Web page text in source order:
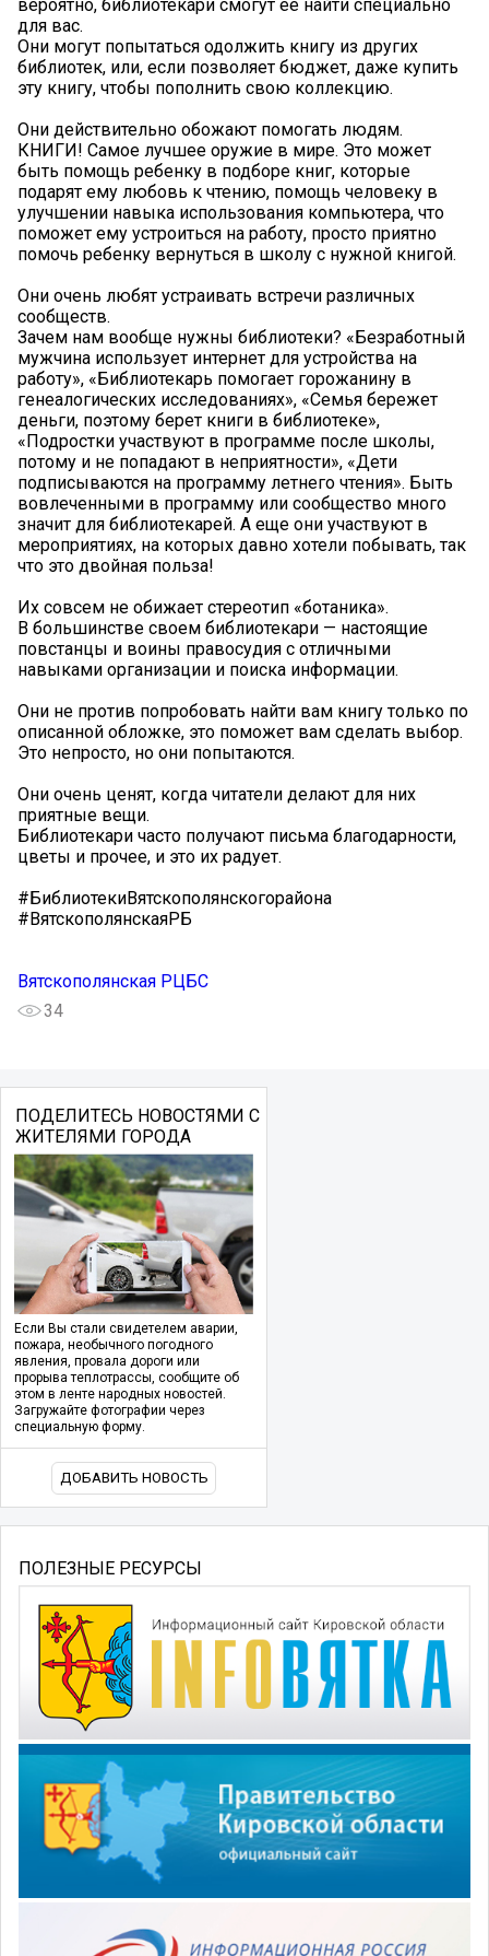
вероятно, библиотекари смогут ее найти специально
для вас.
Они могут попытаться одолжить книгу из других
библиотек, или, если позволяет бюджет, даже купить
эту книгу, чтобы пополнить свою коллекцию.
Они действительно обожают помогать людям.
КНИГИ! Самое лучшее оружие в мире. Это может
быть помощь ребенку в подборе книг, которые
подарят ему любовь к чтению, помощь человеку в
улучшении навыка использования компьютера, что
поможет ему устроиться на работу, просто приятно
помочь ребенку вернуться в школу с нужной книгой.
Они очень любят устраивать встречи различных
сообществ.
Зачем нам вообще нужны библиотеки? «Безработный
мужчина использует интернет для устройства на
работу», «Библиотекарь помогает горожанину в
генеалогических исследованиях», «Семья бережет
деньги, поэтому берет книги в библиотеке»,
«Подростки участвуют в программе после школы,
потому и не попадают в неприятности», «Дети
подписываются на программу летнего чтения». Быть
вовлеченными в программу или сообщество много
значит для библиотекарей. А еще они участвуют в
мероприятиях, на которых давно хотели побывать, так
что это двойная польза!
Их совсем не обижает стереотип «ботаника».
В большинстве своем библиотекари — настоящие
повстанцы и воины правосудия с отличными
навыками организации и поиска информации.
Они не против попробовать найти вам книгу только по
описанной обложке, это поможет вам сделать выбор.
Это непросто, но они попытаются.
Они очень ценят, когда читатели делают для них
приятные вещи.
Библиотекари часто получают письма благодарности,
цветы и прочее, и это их радует.
#БиблиотекиВятскополянскогорайона
#ВятскополянскаяРБ
Вятскополянская РЦБС
34
ПОДЕЛИТЕСЬ НОВОСТЯМИ С
ЖИТЕЛЯМИ ГОРОДА
Если Вы стали свидетелем аварии,
пожара, необычного погодного
явления, провала дороги или
прорыва теплотрассы, сообщите об
этом в ленте народных новостей.
Загружайте фотографии через
специальную форму.
ДОБАВИТЬ НОВОСТЬ
ПОЛЕЗНЫЕ РЕСУРСЫ